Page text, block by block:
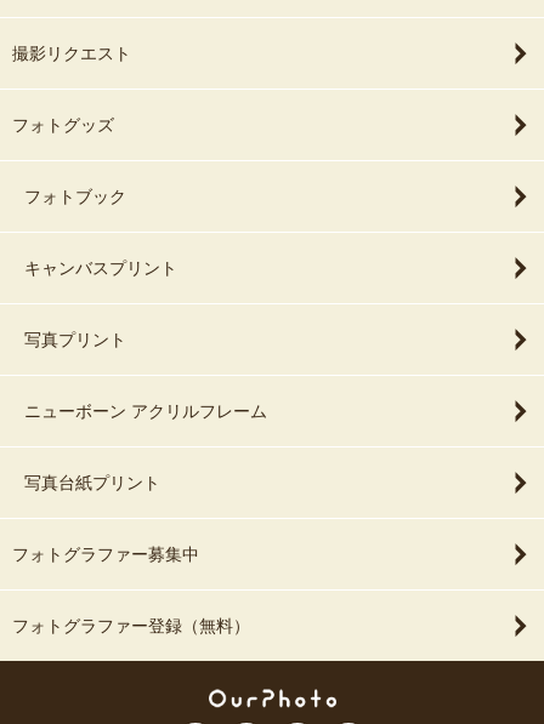
撮影リクエスト
フォトグッズ
フォトブック
キャンバスプリント
写真プリント
ニューボーン アクリルフレーム
写真台紙プリント
フォトグラファー募集中
フォトグラファー登録（無料）